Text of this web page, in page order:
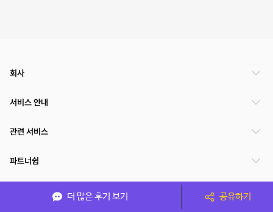
더 많은 후기 보기 공유하기
회사
서비스 안내
관련 서비스
파트너쉽
서비스 제공 국가